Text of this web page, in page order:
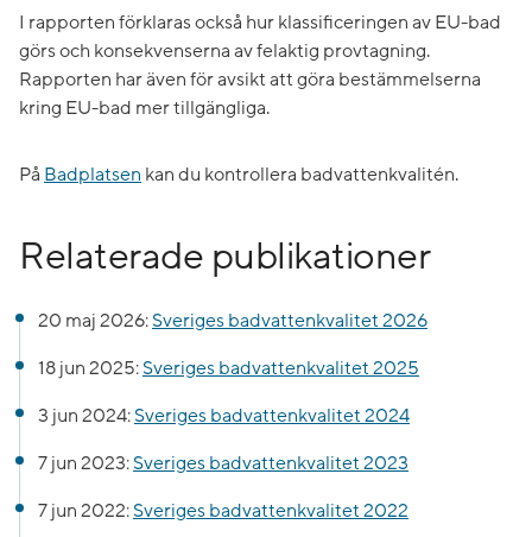
I rapporten förklaras också hur klassificeringen av EU-bad
görs och konsekvenserna av felaktig provtagning.
Rapporten har även för avsikt att göra bestämmelserna
kring EU-bad mer tillgängliga.
På Badplatsen kan du kontrollera badvattenkvalitén.
Relaterade publikationer
20 maj 2026: Sveriges badvattenkvalitet 2026
18 jun 2025: Sveriges badvattenkvalitet 2025
3 jun 2024: Sveriges badvattenkvalitet 2024
7 jun 2023: Sveriges badvattenkvalitet 2023
7 jun 2022: Sveriges badvattenkvalitet 2022